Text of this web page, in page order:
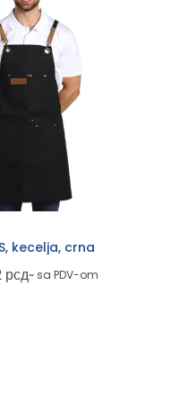
kecelja, crna
рсд~ sa PDV-om